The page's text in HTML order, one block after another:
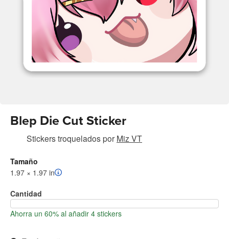
Blep Die Cut Sticker
Stickers troqueladospor Miz VT
Tamaño
1.97 × 1.97 in
Cantidad
Ahorra un 60% al añadir 4 stickers